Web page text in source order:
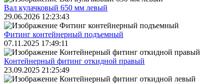
Вал кулачковый 650 мм левый
29.06.2026 12:23:43
Фитинг контейнерный подъемный
07.11.2025 17:49:11
Контейнерный фитинг откидной правый
23.09.2025 21:25:49